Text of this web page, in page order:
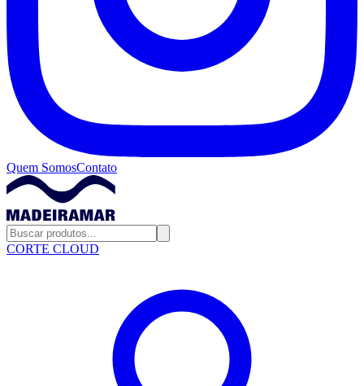
Quem SomosContato
CORTE CLOUD